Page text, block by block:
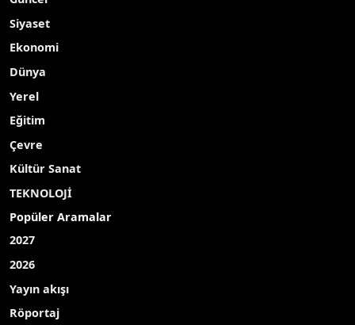
Yayınlanma Tarihi: 09.05.2026 09:15
Bahçeşehir Üniversitesinde düzenlenen